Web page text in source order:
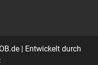
| Entwickelt durch